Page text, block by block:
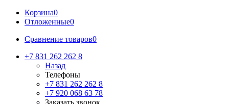
Корзина0
Отложенные0
Сравнение товаров0
+7 831 262 262 8
Назад
Телефоны
+7 831 262 262 8
+7 920 068 63 78
Заказать звонок